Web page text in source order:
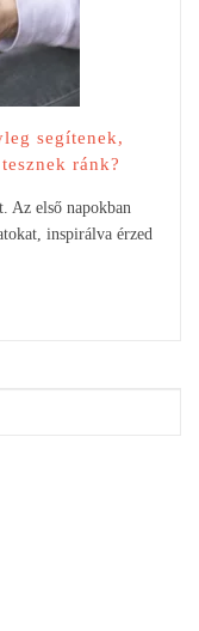
segítenek,
ránk?
Az első napokban
inspirálva érzed